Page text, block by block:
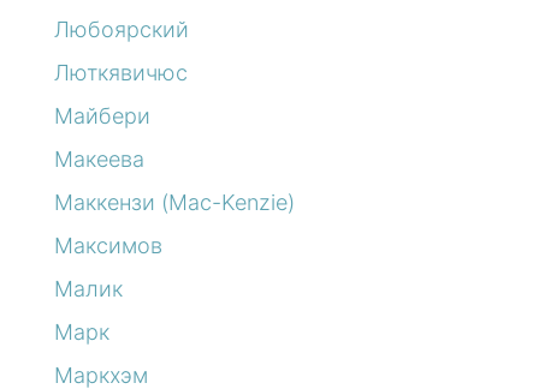
Любоярский
Люткявичюс
Майбери
Макеева
Маккензи (Mac-Kenzie)
Максимов
Малик
Марк
Маркхэм